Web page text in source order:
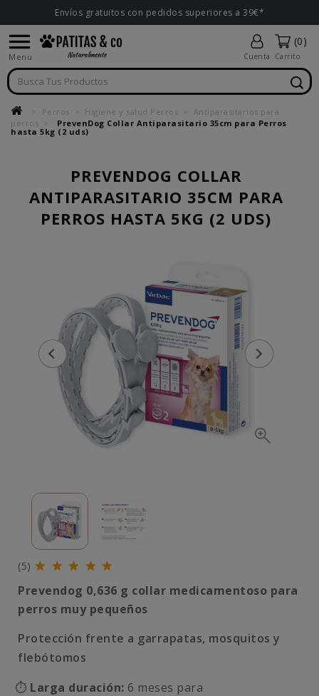
Envíos gratuitos con pedidos superiores a 39€*

Menu Cuenta
(0)
Carrito
Perros Higiene y salud Perros
Antiparasitarios para
perros
PrevenDog Collar Antiparasitario 35cm para Perros
hasta 5kg (2 uds)
PREVENDOG COLLAR
ANTIPARASITARIO 35CM PARA
PERROS HASTA 5KG (2 UDS)
(5)
Prevendog 0,636 g collar medicamentoso para
perros muy pequeños
Protección frente a garrapatas, mosquitos y
flebótomos
⏱️ Larga duración: 6 meses para